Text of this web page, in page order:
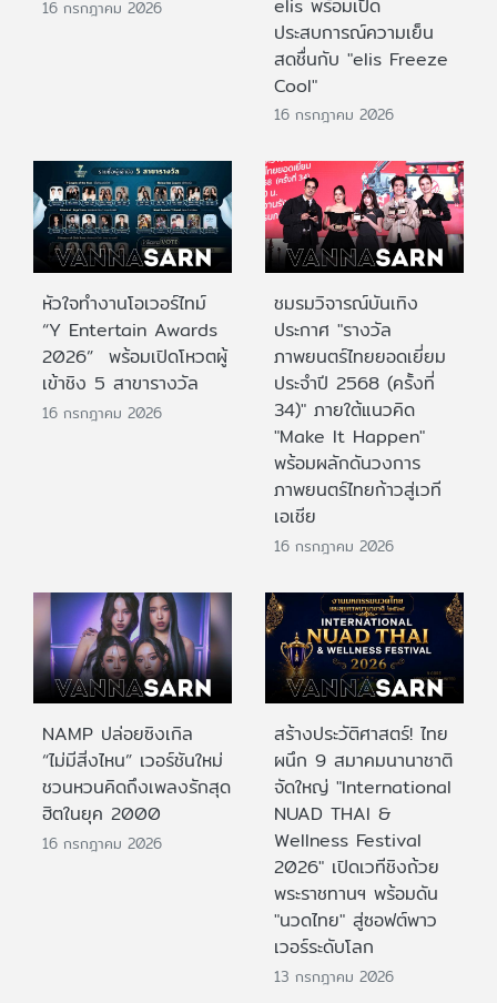
16 กรกฎาคม 2026
elis พร้อมเปิด
ประสบการณ์ความเย็น
สดชื่นกับ "elis Freeze
Cool"
16 กรกฎาคม 2026
หัวใจทำงานโอเวอร์ไทม์
“Y Entertain Awards
2026” พร้อมเปิดโหวตผู้
เข้าชิง 5 สาขารางวัล
16 กรกฎาคม 2026
ชมรมวิจารณ์บันเทิง
ประกาศ "รางวัล
ภาพยนตร์ไทยยอดเยี่ยม
ประจําปี 2568 (ครั้งที่
34)" ภายใต้แนวคิด
"Make It Happen"
พร้อมผลักดันวงการ
ภาพยนตร์ไทยก้าวสู่เวที
เอเชีย
16 กรกฎาคม 2026
NAMP ปล่อยซิงเกิล
“ไม่มีสิ่งไหน” เวอร์ชันใหม่
ชวนหวนคิดถึงเพลงรักสุด
ฮิตในยุค 2000
16 กรกฎาคม 2026
สร้างประวัติศาสตร์! ไทย
ผนึก 9 สมาคมนานาชาติ
จัดใหญ่ "International
NUAD THAI &
Wellness Festival
2026" เปิดเวทีชิงถ้วย
พระราชทานฯ พร้อมดัน
"นวดไทย" สู่ซอฟต์พาว
เวอร์ระดับโลก
13 กรกฎาคม 2026